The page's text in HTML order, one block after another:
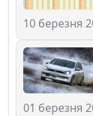
10 березня
01 березня